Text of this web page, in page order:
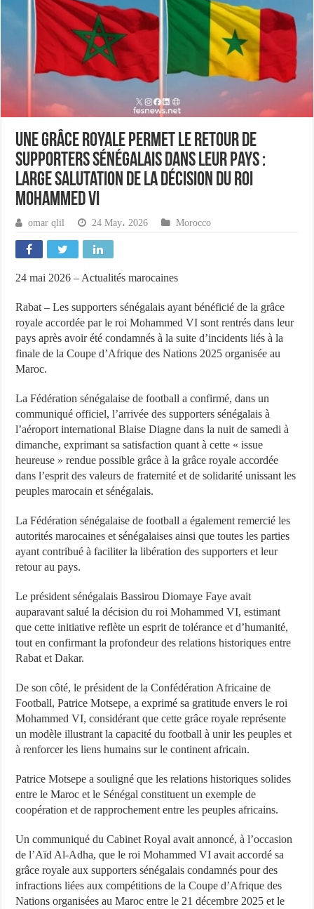
Une grâce royale permet le retour de
supporters sénégalais dans leur pays :
large salutation de la décision du roi
Mohammed VI
omar qlil 24 May، 2026 Morocco
24 mai 2026 – Actualités marocaines
Rabat – Les supporters sénégalais ayant bénéficié de la grâce
royale accordée par le roi Mohammed VI sont rentrés dans leur
pays après avoir été condamnés à la suite d’incidents liés à la
finale de la Coupe d’Afrique des Nations 2025 organisée au
Maroc.
La Fédération sénégalaise de football a confirmé, dans un
communiqué officiel, l’arrivée des supporters sénégalais à
l’aéroport international Blaise Diagne dans la nuit de samedi à
dimanche, exprimant sa satisfaction quant à cette « issue
heureuse » rendue possible grâce à la grâce royale accordée
dans l’esprit des valeurs de fraternité et de solidarité unissant les
peuples marocain et sénégalais.
La Fédération sénégalaise de football a également remercié les
autorités marocaines et sénégalaises ainsi que toutes les parties
ayant contribué à faciliter la libération des supporters et leur
retour au pays.
Le président sénégalais Bassirou Diomaye Faye avait
auparavant salué la décision du roi Mohammed VI, estimant
que cette initiative reflète un esprit de tolérance et d’humanité,
tout en confirmant la profondeur des relations historiques entre
Rabat et Dakar.
De son côté, le président de la Confédération Africaine de
Football, Patrice Motsepe, a exprimé sa gratitude envers le roi
Mohammed VI, considérant que cette grâce royale représente
un modèle illustrant la capacité du football à unir les peuples et
à renforcer les liens humains sur le continent africain.
Patrice Motsepe a souligné que les relations historiques solides
entre le Maroc et le Sénégal constituent un exemple de
coopération et de rapprochement entre les peuples africains.
Un communiqué du Cabinet Royal avait annoncé, à l’occasion
de l’Aïd Al-Adha, que le roi Mohammed VI avait accordé sa
grâce royale aux supporters sénégalais condamnés pour des
infractions liées aux compétitions de la Coupe d’Afrique des
Nations organisées au Maroc entre le 21 décembre 2025 et le